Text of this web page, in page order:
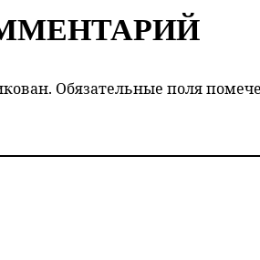
Обязательные поля